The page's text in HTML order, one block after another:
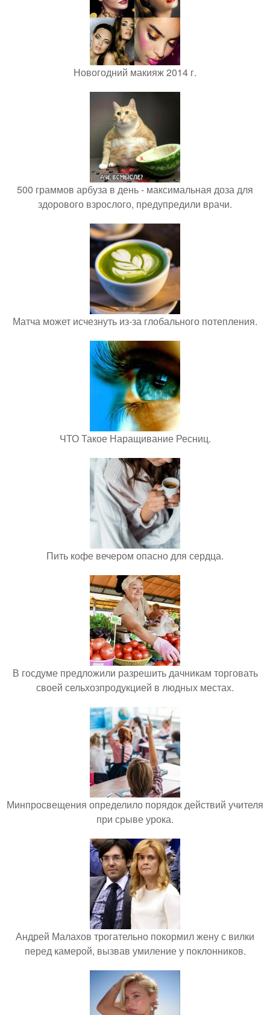
Новогодний макияж 2014 г.
500 граммов арбуза в день - максимальная доза для
здорового взрослого, предупредили врачи.
Матча может исчезнуть из-за глобального потепления.
ЧТО Такое Наращивание Ресниц.
Пить кофе вечером опасно для сердца.
В госдуме предложили разрешить дачникам торговать
своей сельхозпродукцией в людных местах.
Минпросвещения определило порядок действий учителя
при срыве урока.
Андрей Малахов трогательно покормил жену с вилки
перед камерой, вызвав умиление у поклонников.